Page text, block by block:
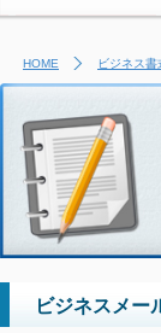
HOME ビジネス書
ビジネスメー